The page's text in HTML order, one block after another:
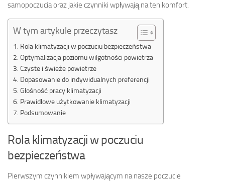
samopoczucia oraz jakie czynniki wpływają na ten komfort.
W tym artykule przeczytasz
Rola klimatyzacji w poczuciu bezpieczeństwa
Optymalizacja poziomu wilgotności powietrza
Czyste i świeże powietrze
Dopasowanie do indywidualnych preferencji
Głośność pracy klimatyzacji
Prawidłowe użytkowanie klimatyzacji
Podsumowanie
Rola klimatyzacji w poczuciu
bezpieczeństwa
Pierwszym czynnikiem wpływającym na nasze poczucie